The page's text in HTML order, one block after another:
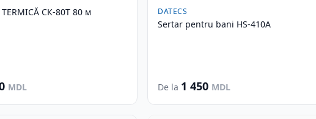
TERMICĂ СК-80Т 80 м
MDL
DATECS
Sertar pentru bani HS-410A
De la 1 450 MDL